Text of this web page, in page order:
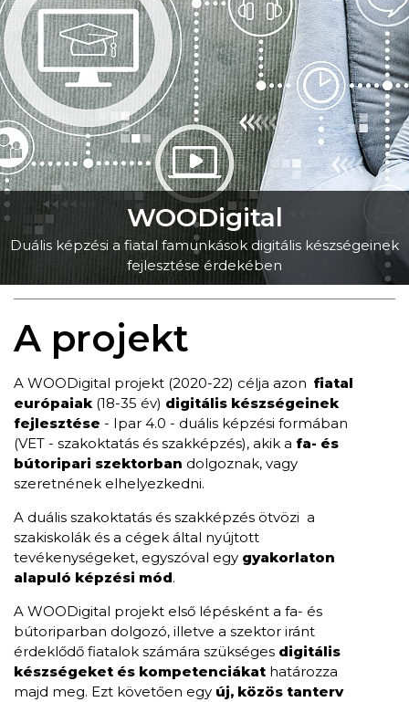
WOODigital
Duális képzési a fiatal famunkások digitális készségeinek
fejlesztése érdekében
A projekt
A WOODigital projekt (2020-22) célja azon fiatal
európaiak(18-35 év) digitális készségeinek
fejlesztése - Ipar 4.0 - duális képzési formában
(VET - szakoktatás és szakképzés), akik a fa- és
bútoripari szektorban dolgoznak, vagy
szeretnének elhelyezkedni.
A duális szakoktatás és szakképzés ötvözi a
szakiskolák és a cégek által nyújtott
tevékenységeket, egyszóval egy gyakorlaton
alapuló képzési mód.
A WOODigital projekt első lépésként a fa- és
bútoriparban dolgozó, illetve a szektor iránt
érdeklődő fiatalok számára szükséges digitális
készségeket és kompetenciákat határozza
majd meg. Ezt követően egy új, közös tanterv